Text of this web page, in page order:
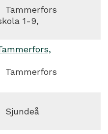
Tammerfors
1-9,
Tammerfors
Sjundeå